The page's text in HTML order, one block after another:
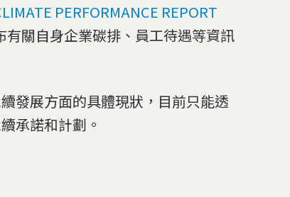
PERFORMANCE REPORT
關自身企業碳排、員工待遇等資訊
發展方面的具體現狀，目前只能透
承諾和計劃。